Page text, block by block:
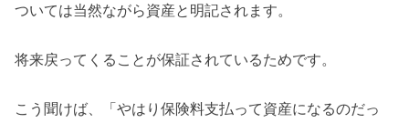
ついては当然ながら資産と明記されます。
将来戻ってくることが保証されているためです。
こう聞けば、「やはり保険料支払って資産になるのだっ